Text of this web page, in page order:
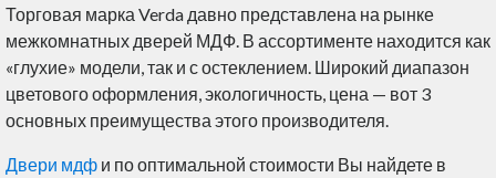
Торговая марка Verda давно представлена на рынке
межкомнатных дверей МДФ. В ассортименте находится как
«глухие» модели, так и с остеклением. Широкий диапазон
цветового оформления, экологичность, цена — вот 3
основных преимущества этого производителя.
Двери мдф и по оптимальной стоимости Вы найдете в